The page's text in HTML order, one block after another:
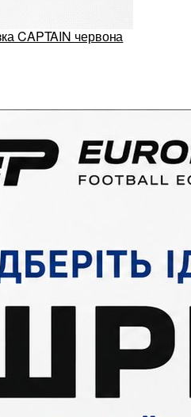
CAPTAIN червона